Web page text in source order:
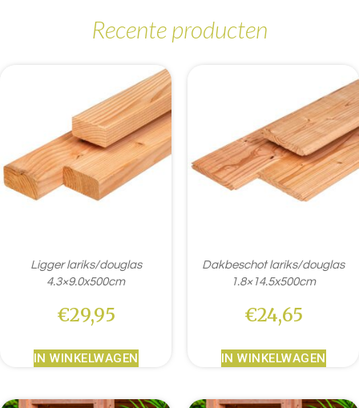
Recente producten
Ligger lariks/douglas
4.3×9.0x500cm
€29,95
IN WINKELWAGEN
Dakbeschot lariks/douglas
1.8×14.5x500cm
€24,65
IN WINKELWAGEN